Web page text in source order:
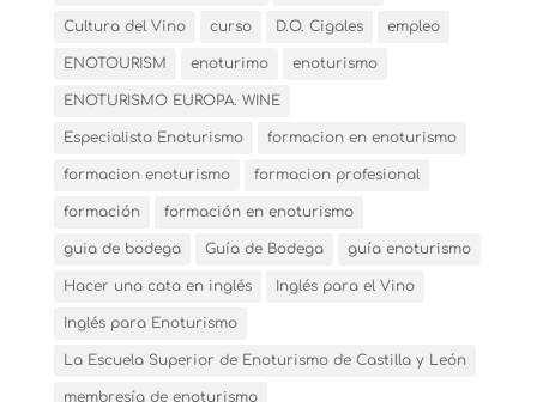
Cultura del Vino curso D.O. Cigales empleo
ENOTOURISM enoturimo enoturismo
ENOTURISMO EUROPA. WINE
Especialista Enoturismo formacion en enoturismo
formacion enoturismo formacion profesional
formación formación en enoturismo
guia de bodega Guía de Bodega guía enoturismo
Hacer una cata en inglés Inglés para el Vino
Inglés para Enoturismo
La Escuela Superior de Enoturismo de Castilla y León
membresía de enoturismo